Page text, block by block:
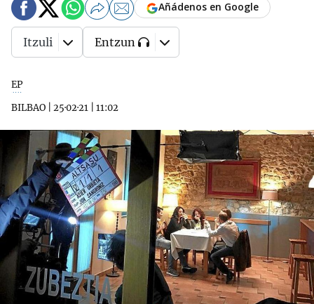
EP
BILBAO
25·02·21 11:02
Añádenos en Google
Itzuli Entzun